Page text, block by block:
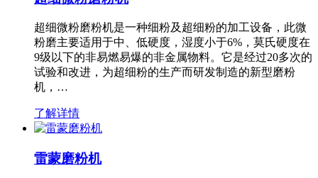
超细微粉磨粉机是一种细粉及超细粉的加工设备，此微
粉磨主要适用于中、低硬度，湿度小于6%，莫氏硬度在
9级以下的非易燃易爆的非金属物料。它是经过20多次的
试验和改进，为超细粉的生产而研发制造的新型磨粉
机，…
了解详情
雷蒙磨粉机